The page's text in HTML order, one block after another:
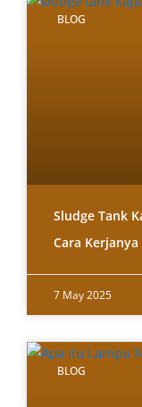
BLOG
Sludge Tank
Cara Kerjanya
7 May 2025
BLOG